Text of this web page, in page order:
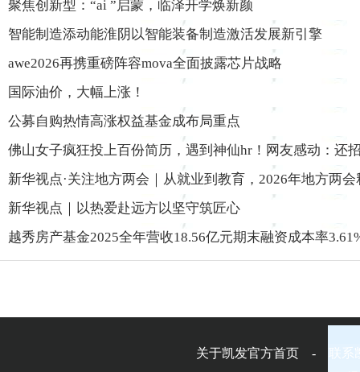
聚焦创新型：“ai ”启蒙，临泽开学焕新颜
智能制造添动能淮阴以智能装备制造激活发展新引擎
awe2026再携重磅阵容mova全面披露芯片战略
国际油价，大幅上涨！
公募自购热情高涨权益基金成布局重点
佛山女子疯狂投上百份简历，遇到神仙hr！网友感动：还
新华视点·关注地方两会｜从就业到教育，2026年地方两
新华视点｜以热爱赴远方以坚守筑匠心
越秀房产基金2025全年营收18.56亿元期末融资成本率
关于凯发官方首页 - 联